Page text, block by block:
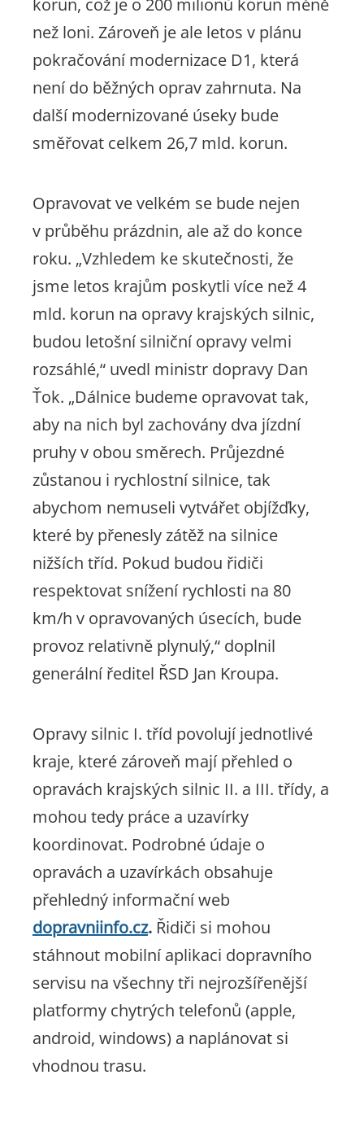
korun, což je o 200 milionů korun méně
než loni. Zároveň je ale letos v plánu
pokračování modernizace D1, která
není do běžných oprav zahrnuta. Na
další modernizované úseky bude
směřovat celkem 26,7 mld. korun.
Opravovat ve velkém se bude nejen
v průběhu prázdnin, ale až do konce
roku. „Vzhledem ke skutečnosti, že
jsme letos krajům poskytli více než 4
mld. korun na opravy krajských silnic,
budou letošní silniční opravy velmi
rozsáhlé,“ uvedl ministr dopravy Dan
Ťok. „Dálnice budeme opravovat tak,
aby na nich byl zachovány dva jízdní
pruhy v obou směrech. Průjezdné
zůstanou i rychlostní silnice, tak
abychom nemuseli vytvářet objížďky,
které by přenesly zátěž na silnice
nižších tříd. Pokud budou řidiči
respektovat snížení rychlosti na 80
km/h v opravovaných úsecích, bude
provoz relativně plynulý,“ doplnil
generální ředitel ŘSD Jan Kroupa.
Opravy silnic I. tříd povolují jednotlivé
kraje, které zároveň mají přehled o
opravách krajských silnic II. a III. třídy, a
mohou tedy práce a uzavírky
koordinovat. Podrobné údaje o
opravách a uzavírkách obsahuje
přehledný informační web
dopravniinfo.cz. Řidiči si mohou
stáhnout mobilní aplikaci dopravního
servisu na všechny tři nejrozšířenější
platformy chytrých telefonů (apple,
android, windows) a naplánovat si
vhodnou trasu.